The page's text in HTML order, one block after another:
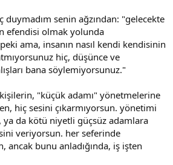
duymadım senin ağzından: "gelecekte
efendisi olmak yolunda
ama, insanın nasıl kendi kendisinin
hiç, düşünce ve
bana söylemiyorsunuz."
"küçük adamı" yönetmelerine
hiç sesini çıkarmıyorsun. yönetimi
da kötü niyetli güçsüz adamlara
veriyorsun. her seferinde
ancak bunu anladığında, iş işten